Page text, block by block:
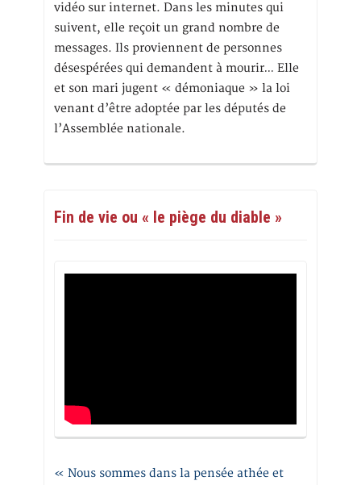
vidéo sur internet. Dans les minutes qui
suivent, elle reçoit un grand nombre de
messages. Ils proviennent de personnes
désespérées qui demandent à mourir… Elle
et son mari jugent « démoniaque » la loi
venant d’être adoptée par les députés de
l’Assemblée nationale.
Fin de vie ou « le piège du diable »
« Nous sommes dans la pensée athée et